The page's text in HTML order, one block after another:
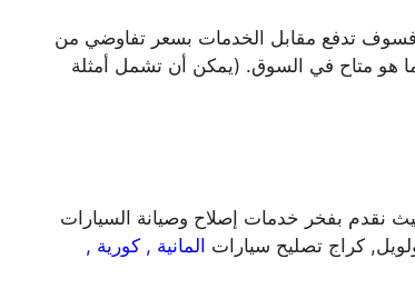
تدفع مقابل الخدمات بسعر تفاوضي من
هو متاح في السوق. (يمكن أن تشمل أمثلة
نقدم بفخر خدمات إصلاح وصيانة السيارات
كراج تصليح سيارات المانية , كورية ,